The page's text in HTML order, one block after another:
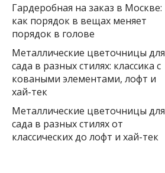
Гардеробная на заказ в Москве:
как порядок в вещах меняет
порядок в голове
Металлические цветочницы для
сада в разных стилях: классика с
коваными элементами, лофт и
хай-тек
Металлические цветочницы для
сада в разных стилях от
классических до лофт и хай-тек